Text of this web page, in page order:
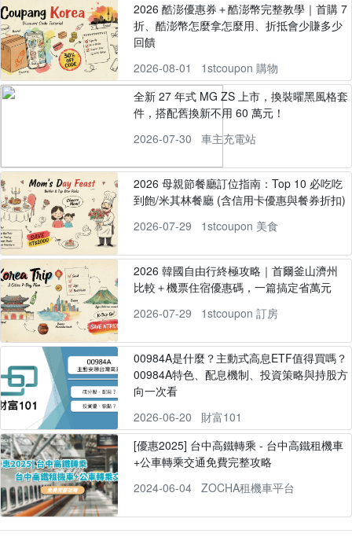
2026 酷澎優惠券＋酷澎幣完整教學｜首購 7
折、酷澎幣怎麼拿怎麼用、折抵會少賺多少
回饋
2026-08-01
1stcoupon 購物
全新 27 年式 MG ZS 上市，換裝曜黑風格套
件，搭配舊換新不用 60 萬元！
2026-07-30
車主充電站
2026 母親節餐廳訂位指南：Top 10 必吃吃
到飽/米其林餐廳 (含信用卡優惠與餐券折扣)
2026-07-29
1stcoupon 美食
2026 韓國自由行終極攻略｜首爾釜山濟州
比較＋機票住宿優惠碼，一篇搞定省萬元
2026-07-29
1stcoupon 訂房
00984A是什麼？主動式高息ETF值得買嗎？
00984A特色、配息機制、投資策略與持股方
向一次看
2026-06-20
財富101
[優惠2025] 台中高鐵轉乘 - 台中高鐵租機車
+公車轉乘交通免費完整攻略
2024-06-04
ZOCHA租機車平台